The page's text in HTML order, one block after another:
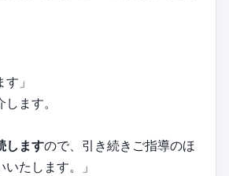
」
ます。
しますので、引き続きご指導のほ
たします。」